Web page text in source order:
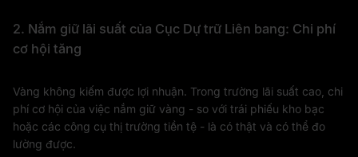
2. Nắm giữ lãi suất của Cục Dự trữ Liên bang: Chi phí
cơ hội tăng
Vàng không kiếm được lợi nhuận. Trong trường lãi suất cao, chi
phí cơ hội của việc nắm giữ vàng - so với trái phiếu kho bạc
hoặc các công cụ thị trường tiền tệ - là có thật và có thể đo
lường được.